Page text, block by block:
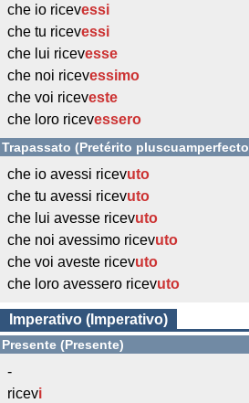
che io ricevessi
che tu ricevessi
che lui ricevesse
che noi ricevessimo
che voi riceveste
che loro ricevessero
Trapassato (Pretérito
che io avessi ricevuto
che tu avessi ricevuto
che lui avesse ricevuto
che noi avessimo ricevuto
che voi aveste ricevuto
che loro avessero ricevuto
Imperativo (Imperativo)
Presente (Presente)
-
ricevi